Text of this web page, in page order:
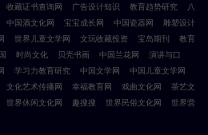
收藏证书查询网 广告设计知识 教育趋势研究
八
中国酒文化网 宝宝成长网 中国瓷器网
雕塑设计
世界儿童文学网 文玩收藏投资 宝岛期刊
教育
时尚文化 贝壳书画 中国兰花网
演讲与口
学习力教育研究 中国文学网
中国儿童文学网
文化艺术传播网 幸福教育网 戏曲文化网
茶艺文
世界休闲文化网 趣搜搜 世界民俗文化网
世界营